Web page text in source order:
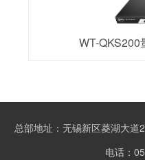
WT-
总部地址：无锡新区菱湖大
电话：